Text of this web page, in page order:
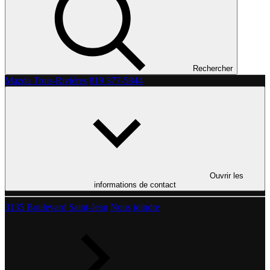
Rechercher
Mazda Trois-Rivières 819 377-5844
Ouvrir les
informations de contact
3135 Boulevard Saint-Jean Nous joindre